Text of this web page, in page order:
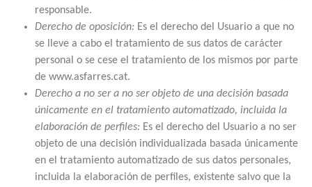
responsable.
Derecho de oposición: Es el derecho del Usuario a que no
se lleve a cabo el tratamiento de sus datos de carácter
personal o se cese el tratamiento de los mismos por parte
de www.asfarres.cat.
Derecho a no ser a no ser objeto de una decisión basada
únicamente en el tratamiento automatizado, incluida la
elaboración de perfiles: Es el derecho del Usuario a no ser
objeto de una decisión individualizada basada únicamente
en el tratamiento automatizado de sus datos personales,
incluida la elaboración de perfiles, existente salvo que la